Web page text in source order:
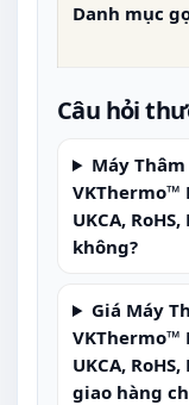
Danh mục
Câu hỏi
Máy
VKThermo™
UKCA,
không?
Giá Máy
VKThermo™
UKCA,
giao hàng